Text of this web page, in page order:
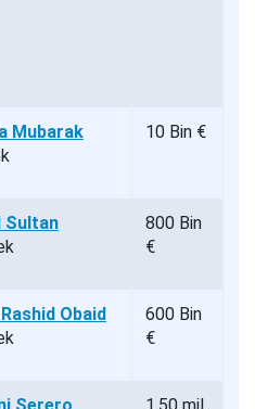
Mubarak
10 Bin €
Sultan
800 Bin
€
Obaid
600 Bin
€
Serero
1.50 mil.